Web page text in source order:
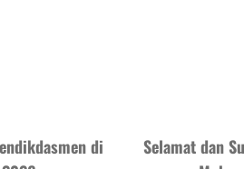
di
Selamat dan